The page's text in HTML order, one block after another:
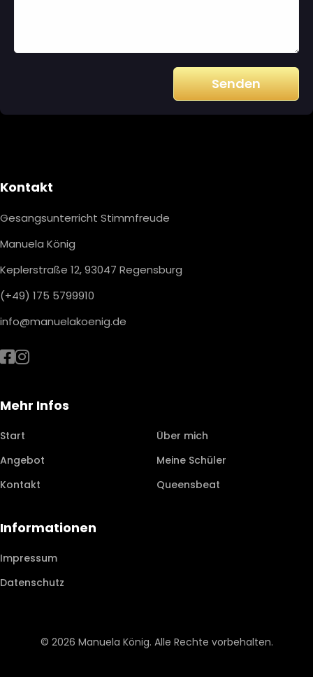
Senden
Footer
Kontakt
Gesangsunterricht Stimmfreude
Manuela König
Keplerstraße 12, 93047 Regensburg
(+49) 175 5799910
info@manuelakoenig.de
Mehr Infos
Start
Über mich
Angebot
Meine Schüler
Kontakt
Queensbeat
Informationen
Impressum
Datenschutz
© 2026 Manuela König. Alle Rechte vorbehalten.